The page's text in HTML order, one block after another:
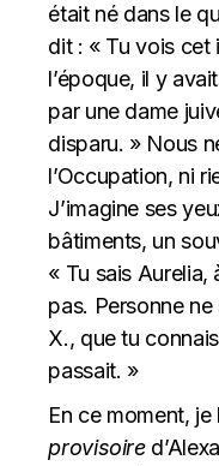
était né dans le
dit : « Tu vois cet
l’époque, il y
par une dame
disparu. » Nous
l’Occupation, ni
J’imagine ses
bâtiments, un
« Tu sais Aurelia,
pas. Personne
X., que tu
passait. »
En ce moment, je
provisoire